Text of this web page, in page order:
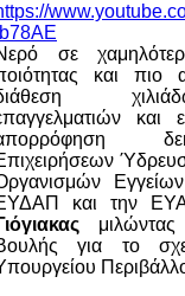
σε
και πιο
και
και την
για το